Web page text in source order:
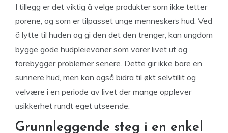
I tillegg er det viktig å velge produkter som ikke tetter
porene, og som er tilpasset unge menneskers hud. Ved
å lytte til huden og gi den det den trenger, kan ungdom
bygge gode hudpleievaner som varer livet ut og
forebygger problemer senere. Dette gir ikke bare en
sunnere hud, men kan også bidra til økt selvtillit og
velvære i en periode av livet der mange opplever
usikkerhet rundt eget utseende.
Grunnleggende steg i en enkel